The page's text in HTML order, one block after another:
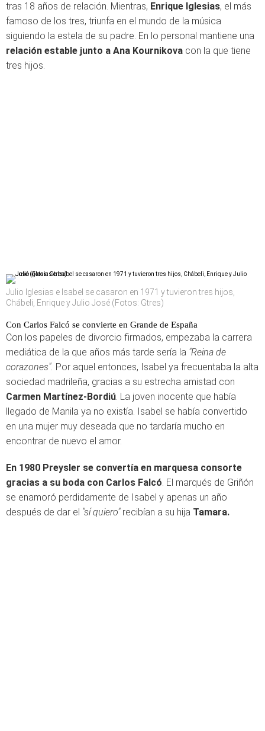
tras 18 años de relación. Mientras, Enrique Iglesias, el más
famoso de los tres, triunfa en el mundo de la música
siguiendo la estela de su padre. En lo personal mantiene una
relación estable junto a Ana Kournikova con la que tiene
tres hijos.
Julio Iglesias e Isabel se casaron en 1971 y tuvieron tres hijos,
Chábeli, Enrique y Julio José (Fotos: Gtres)
Con Carlos Falcó se convierte en Grande de España
Con los papeles de divorcio firmados, empezaba la carrera
mediática de la que años más tarde sería la "Reina de
corazones". Por aquel entonces, Isabel ya frecuentaba la alta
sociedad madrileña, gracias a su estrecha amistad con
Carmen Martínez-Bordiú. La joven inocente que había
llegado de Manila ya no existía. Isabel se había convertido
en una mujer muy deseada que no tardaría mucho en
encontrar de nuevo el amor.
En 1980 Preysler se convertía en marquesa consorte
gracias a su boda con Carlos Falcó. El marqués de Griñón
se enamoró perdidamente de Isabel y apenas un año
después de dar el "sí quiero"recibían a su hija Tamara.